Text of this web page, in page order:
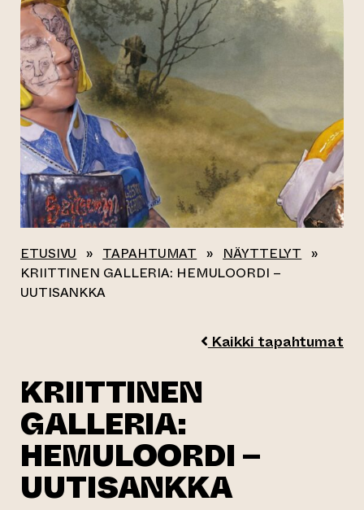
ETUSIVU » TAPAHTUMAT » NÄYTTELYT »
KRIITTINEN GALLERIA: HEMULOORDI –
UUTISANKKA
Kaikki tapahtumat
KRIITTINEN
GALLERIA:
HEMULOORDI –
UUTISANKKA